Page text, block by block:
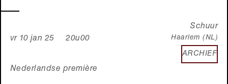
vr 10 jan 25 20u00
Nederlandse première
Schuur
Haarlem (NL)
ARCHIEF